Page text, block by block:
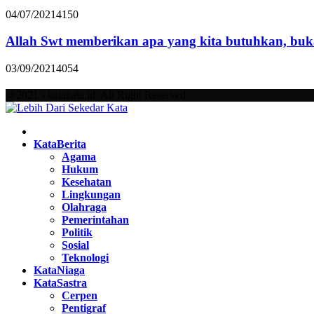
04/07/20214150
Allah Swt memberikan apa yang kita butuhkan,
03/09/20214054
KataBerita
Agama
Hukum
Kesehatan
Lingkungan
Olahraga
Pemerintahan
Politik
Sosial
Teknologi
KataNiaga
KataSastra
Cerpen
Pentigraf